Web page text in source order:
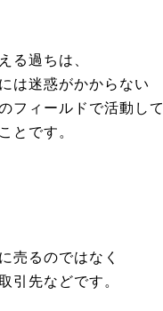
る過ちは、
は迷惑がかからない
フィールドで活動して
とです。
売るのではなく
引先などです。